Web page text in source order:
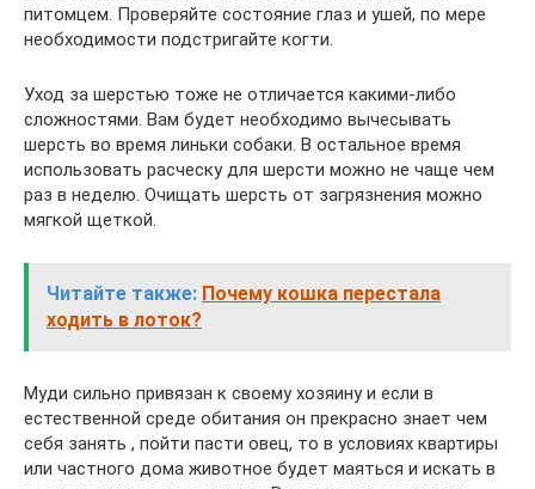
питомцем. Проверяйте состояние глаз и ушей, по мере
необходимости подстригайте когти.
Уход за шерстью тоже не отличается какими-либо
сложностями. Вам будет необходимо вычесывать
шерсть во время линьки собаки. В остальное время
использовать расческу для шерсти можно не чаще чем
раз в неделю. Очищать шерсть от загрязнения можно
мягкой щеткой.
Читайте также: Почему кошка перестала
ходить в лоток?
Муди сильно привязан к своему хозяину и если в
естественной среде обитания он прекрасно знает чем
себя занять , пойти пасти овец, то в условиях квартиры
или частного дома животное будет маяться и искать в